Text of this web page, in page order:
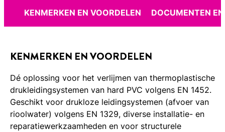
KENMERKEN EN VOORDELEN DOCUMENTEN
KENMERKEN EN VOORDELEN
Dé oplossing voor het verlijmen van thermoplastische
drukleidingsystemen van hard PVC volgens EN 1452.
Geschikt voor drukloze leidingsystemen (afvoer van
rioolwater) volgens EN 1329, diverse installatie- en
reparatiewerkzaamheden en voor structurele